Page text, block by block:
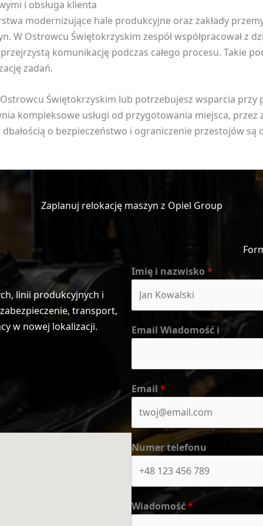
i obsługa klienta
modernizujące hale produkcyjne oraz zakłady
W Ostrowcu Świętokrzyskim zespół współpracował z
komunikację podczas całego procesu. Takie
zadań.
Świętokrzyskim lub potrzebujesz wsparcia przy
kompleksowe usługi od przygotowania miejsca, przez
o bezpieczeństwo i ograniczenie przestojów
Zaplanuj relokację maszyn z Opiel Group
linii produkcyjnych i
transport,
w nowej lokalizacji.
Imię i nazwisko *
Email Wiadomość i
Email *
Numer telefonu
Wiadomość*